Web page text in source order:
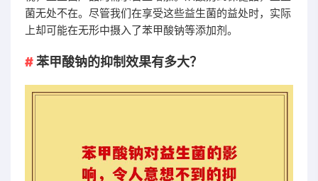
菌无处不在。尽管我们在享受这些益生菌的益处时，实际
上却可能在无形中摄入了苯甲酸钠等添加剂。
苯甲酸钠的抑制效果有多大？